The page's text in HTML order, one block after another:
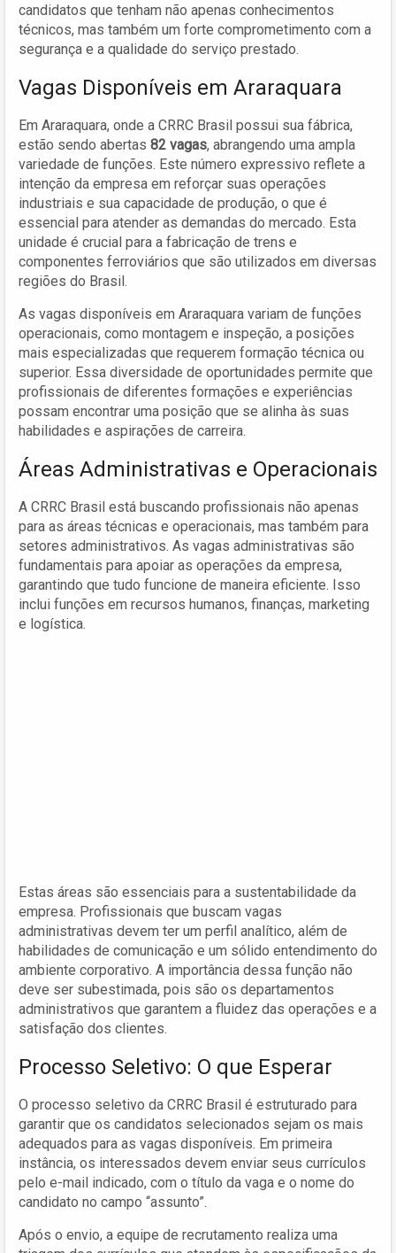
candidatos que tenham não apenas conhecimentos
técnicos, mas também um forte comprometimento com a
segurança e a qualidade do serviço prestado.
Vagas Disponíveis em Araraquara
Em Araraquara, onde a CRRC Brasil possui sua fábrica,
estão sendo abertas 82 vagas, abrangendo uma ampla
variedade de funções. Este número expressivo reflete a
intenção da empresa em reforçar suas operações
industriais e sua capacidade de produção, o que é
essencial para atender as demandas do mercado. Esta
unidade é crucial para a fabricação de trens e
componentes ferroviários que são utilizados em diversas
regiões do Brasil.
As vagas disponíveis em Araraquara variam de funções
operacionais, como montagem e inspeção, a posições
mais especializadas que requerem formação técnica ou
superior. Essa diversidade de oportunidades permite que
profissionais de diferentes formações e experiências
possam encontrar uma posição que se alinha às suas
habilidades e aspirações de carreira.
Áreas Administrativas e Operacionais
A CRRC Brasil está buscando profissionais não apenas
para as áreas técnicas e operacionais, mas também para
setores administrativos. As vagas administrativas são
fundamentais para apoiar as operações da empresa,
garantindo que tudo funcione de maneira eficiente. Isso
inclui funções em recursos humanos, finanças, marketing
e logística.
Estas áreas são essenciais para a sustentabilidade da
empresa. Profissionais que buscam vagas
administrativas devem ter um perfil analítico, além de
habilidades de comunicação e um sólido entendimento do
ambiente corporativo. A importância dessa função não
deve ser subestimada, pois são os departamentos
administrativos que garantem a fluidez das operações e a
satisfação dos clientes.
Processo Seletivo: O que Esperar
O processo seletivo da CRRC Brasil é estruturado para
garantir que os candidatos selecionados sejam os mais
adequados para as vagas disponíveis. Em primeira
instância, os interessados devem enviar seus currículos
pelo e-mail indicado, com o título da vaga e o nome do
candidato no campo “assunto”.
Após o envio, a equipe de recrutamento realiza uma